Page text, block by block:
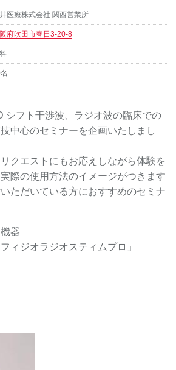
医療株式会社 関西営業所
府吹田市春日3-20-8
シフト干渉波、ラジオ波の臨床での
中心のセミナーを企画いたしまし
クエストにもお応えしながら体験を
際の使用方法のイメージがつきます
ただいている方におすすめのセミナ
器
ィジオラジオスティムプロ」